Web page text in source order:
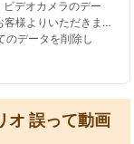
デオカメラのデー
様よりいただきま
のデータを削除し
オ 誤って動画